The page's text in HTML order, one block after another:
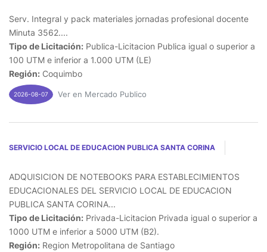
Serv. Integral y pack materiales jornadas profesional docente
Minuta 3562....
Tipo de Licitación: Publica-Licitacion Publica igual o superior a
100 UTM e inferior a 1.000 UTM (LE)
Región: Coquimbo
2026-08-07 Ver en Mercado Publico
SERVICIO LOCAL DE EDUCACION PUBLICA SANTA CORINA
ADQUISICION DE NOTEBOOKS PARA ESTABLECIMIENTOS
EDUCACIONALES DEL SERVICIO LOCAL DE EDUCACION
PUBLICA SANTA CORINA...
Tipo de Licitación: Privada-Licitacion Privada igual o superior a
1000 UTM e inferior a 5000 UTM (B2).
Región: Region Metropolitana de Santiago